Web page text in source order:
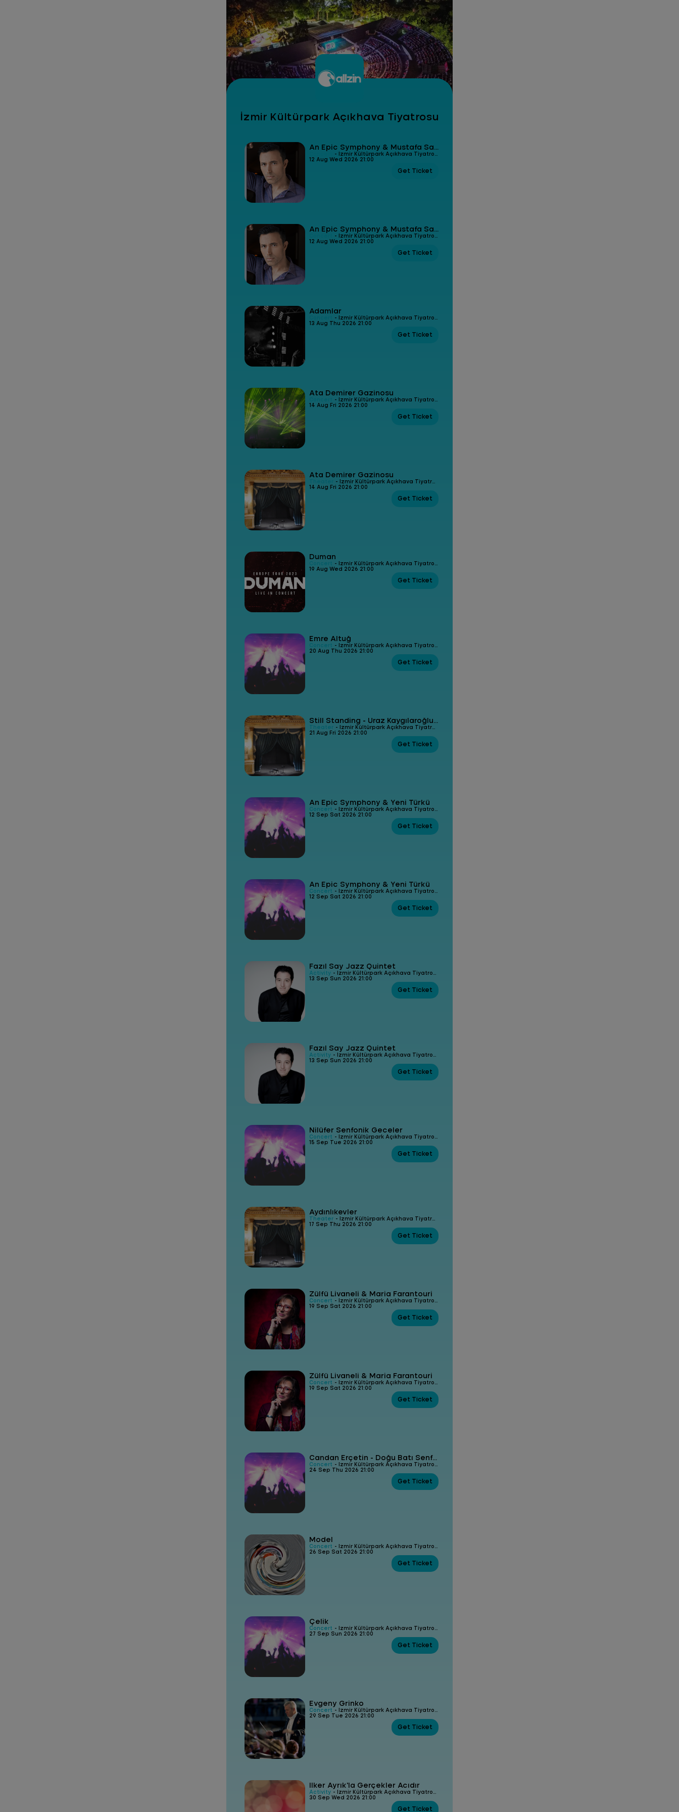
EN
İzmir Kültürpark Açıkhava Tiyatrosu
An Epic Symphony & Mustafa Sandal
- İzmir Kültürpark Açıkhava Tiyatrosu
12 Aug Wed 2026 21:00
Get Ticket
An Epic Symphony & Mustafa Sandal
- İzmir Kültürpark Açıkhava Tiyatrosu
12 Aug Wed 2026 21:00
Get Ticket
Adamlar
- İzmir Kültürpark Açıkhava Tiyatrosu
13 Aug Thu 2026 21:00
Get Ticket
Ata Demirer Gazinosu
- İzmir Kültürpark Açıkhava Tiyatrosu
14 Aug Fri 2026 21:00
Get Ticket
Ata Demirer Gazinosu
- İzmir Kültürpark Açıkhava Tiyatrosu
14 Aug Fri 2026 21:00
Get Ticket
Duman
Concert
- İzmir Kültürpark Açıkhava Tiyatrosu
19 Aug Wed 2026 21:00
Get Ticket
Emre Altuğ
Concert
- İzmir Kültürpark Açıkhava Tiyatrosu
20 Aug Thu 2026 21:00
Get Ticket
Still Standing - Uraz Kaygılaroğlu Stand Up
Theater
- İzmir Kültürpark Açıkhava Tiyatrosu
21 Aug Fri 2026 21:00
Get Ticket
An Epic Symphony & Yeni Türkü
Concert
- İzmir Kültürpark Açıkhava Tiyatrosu
12 Sep Sat 2026 21:00
Get Ticket
An Epic Symphony & Yeni Türkü
Concert
- İzmir Kültürpark Açıkhava Tiyatrosu
12 Sep Sat 2026 21:00
Get Ticket
Fazıl Say Jazz Quintet
Activity
- İzmir Kültürpark Açıkhava Tiyatrosu
13 Sep Sun 2026 21:00
Get Ticket
Fazıl Say Jazz Quintet
Activity
- İzmir Kültürpark Açıkhava Tiyatrosu
13 Sep Sun 2026 21:00
Get Ticket
Nilüfer Senfonik Geceler
Concert
- İzmir Kültürpark Açıkhava Tiyatrosu
15 Sep Tue 2026 21:00
Get Ticket
Aydınlıkevler
Theater
- İzmir Kültürpark Açıkhava Tiyatrosu
17 Sep Thu 2026 21:00
Get Ticket
Zülfü Livaneli & Maria Farantouri
Concert
- İzmir Kültürpark Açıkhava Tiyatrosu
19 Sep Sat 2026 21:00
Get Ticket
Zülfü Livaneli & Maria Farantouri
Concert
- İzmir Kültürpark Açıkhava Tiyatrosu
19 Sep Sat 2026 21:00
Get Ticket
Candan Erçetin - Doğu Batı Senfonisi - Rengahenk Konser
Concert
- İzmir Kültürpark Açıkhava Tiyatrosu
24 Sep Thu 2026 21:00
Get Ticket
Model
Concert
- İzmir Kültürpark Açıkhava Tiyatrosu
26 Sep Sat 2026 21:00
Get Ticket
Çelik
Concert
- İzmir Kültürpark Açıkhava Tiyatrosu
27 Sep Sun 2026 21:00
Get Ticket
Evgeny Grinko
Concert
- İzmir Kültürpark Açıkhava Tiyatrosu
29 Sep Tue 2026 21:00
Get Ticket
İlker Ayrık'la Gerçekler Acıdır
Activity
- İzmir Kültürpark Açıkhava Tiyatrosu
30 Sep Wed 2026 21:00
Get Ticket